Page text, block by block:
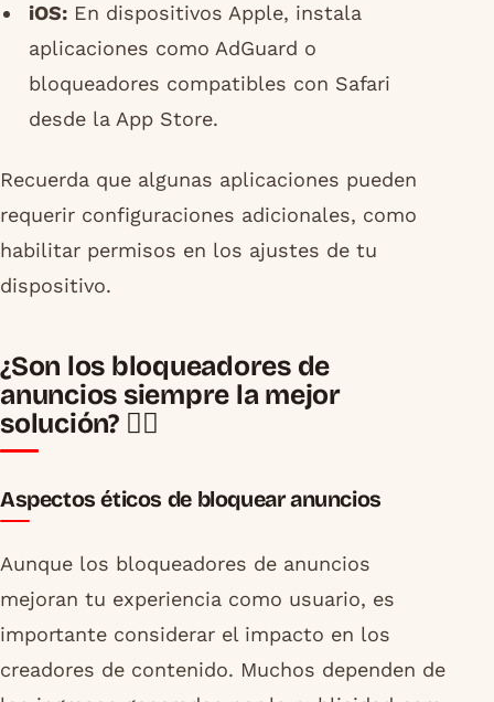
iOS:En dispositivos Apple, instala
aplicaciones como AdGuard o
bloqueadores compatibles con Safari
desde la App Store.
Recuerda que algunas aplicaciones pueden
requerir configuraciones adicionales, como
habilitar permisos en los ajustes de tu
dispositivo.
¿Son los bloqueadores de
anuncios siempre la mejor
solución? 🤷‍♂️
Aspectos éticos de bloquear anuncios
Aunque los bloqueadores de anuncios
mejoran tu experiencia como usuario, es
importante considerar el impacto en los
creadores de contenido. Muchos dependen de